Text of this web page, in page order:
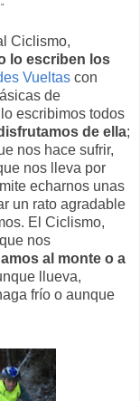
Ciclismo,
lo escriben los
Vueltas con
de
escribimos todos
de ella;
nos hace sufrir,
nos lleva por
echarnos unas
un rato agradable
El Ciclismo,
nos
al monte o a
llueva,
frío o aunque